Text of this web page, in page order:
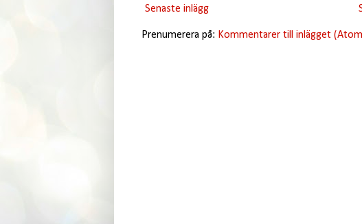
Senaste inlägg
Prenumerera på: Kommentarer till inlägget